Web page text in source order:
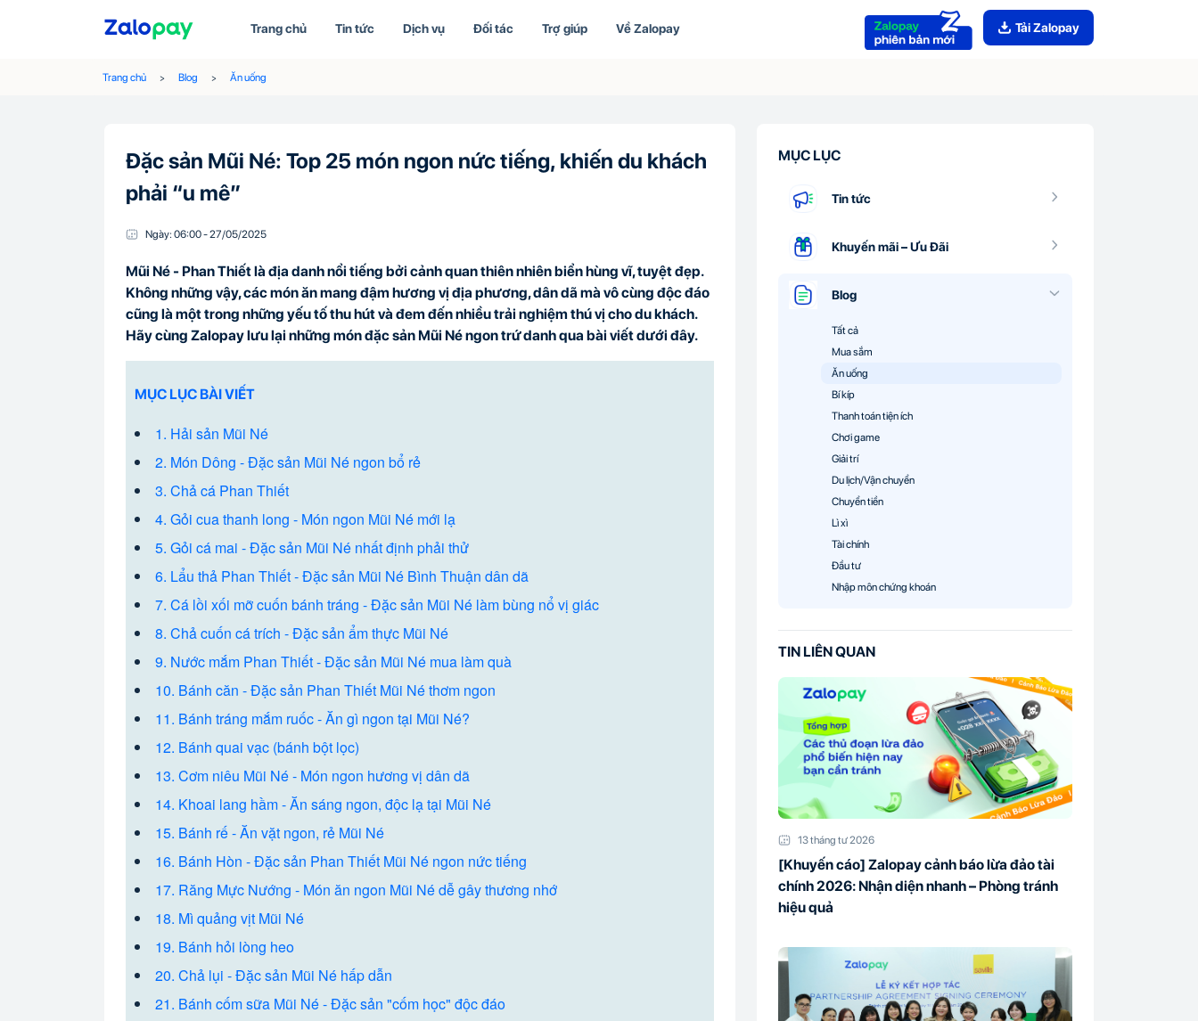
Trang chủ Tin tức Dịch vụ Đối tác Trợ giúp Về Zalopay Tải Zalopay
Trang chủ Blog Ăn uống
Đặc sản Mũi Né: Top 25 món ngon nức tiếng, khiến du khách
phải “u mê”
Ngày: 06:00-27/05/2025
Mũi Né - Phan Thiết là địa danh nổi tiếng bởi cảnh quan thiên nhiên biển hùng vĩ, tuyệt đẹp.
Không những vậy, các món ăn mang đậm hương vị địa phương, dân dã mà vô cùng độc đáo
cũng là một trong những yếu tố thu hút và đem đến nhiều trải nghiệm thú vị cho du khách.
Hãy cùng Zalopay lưu lại những món đặc sản Mũi Né ngon trứ danh qua bài viết dưới đây.
MỤC LỤC BÀI VIẾT
1. Hải sản Mũi Né
2. Món Dông - Đặc sản Mũi Né ngon bổ rẻ
3. Chả cá Phan Thiết
4. Gỏi cua thanh long - Món ngon Mũi Né mới lạ
5. Gỏi cá mai - Đặc sản Mũi Né nhất định phải thử
6. Lẩu thả Phan Thiết - Đặc sản Mũi Né Bình Thuận dân dã
7. Cá lồi xối mỡ cuốn bánh tráng - Đặc sản Mũi Né làm bùng nổ vị giác
8. Chả cuốn cá trích - Đặc sản ẩm thực Mũi Né
9. Nước mắm Phan Thiết - Đặc sản Mũi Né mua làm quà
10. Bánh căn - Đặc sản Phan Thiết Mũi Né thơm ngon
11. Bánh tráng mắm ruốc - Ăn gì ngon tại Mũi Né?
12. Bánh quai vạc (bánh bột lọc)
13. Cơm niêu Mũi Né - Món ngon hương vị dân dã
14. Khoai lang hầm - Ăn sáng ngon, độc lạ tại Mũi Né
15. Bánh rế - Ăn vặt ngon, rẻ Mũi Né
16. Bánh Hòn - Đặc sản Phan Thiết Mũi Né ngon nức tiếng
17. Răng Mực Nướng - Món ăn ngon Mũi Né dễ gây thương nhớ
18. Mì quảng vịt Mũi Né
19. Bánh hỏi lòng heo
20. Chả lụi - Đặc sản Mũi Né hấp dẫn
21. Bánh cốm sữa Mũi Né - Đặc sản "cốm học" độc đáo
MỤC LỤC
Tin tức
Khuyến mãi – Ưu Đãi
Blog
Tất cả
Mua sắm
Ăn uống
Bí kíp
Thanh toán tiện ích
Chơi game
Giải trí
Du lịch/Vận chuyển
Chuyển tiền
Lì xì
Tài chính
Đầu tư
Nhập môn chứng khoán
TIN LIÊN QUAN
13 tháng tư 2026
[Khuyến cáo] Zalopay cảnh báo lừa đảo tài
chính 2026: Nhận diện nhanh – Phòng tránh
hiệu quả